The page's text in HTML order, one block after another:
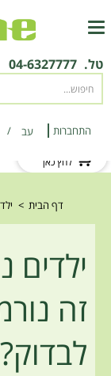
טל. 04-6327777
התחברות ‫עב‬
לחץ כאן
דף הבית >
ילדים
זה
לבדוק?